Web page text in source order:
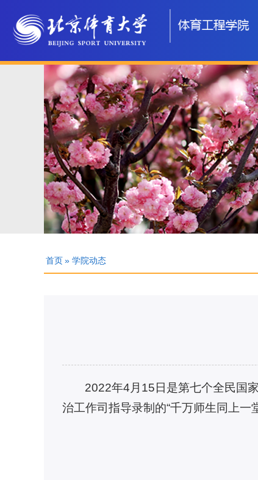
首页» 学院动态
2022年4月15日是第七个全民国
治工作司指导录制的“千万师生同上一